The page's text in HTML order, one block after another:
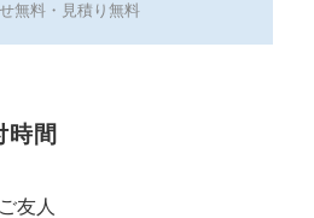
無料・見積り無料
時間
友人